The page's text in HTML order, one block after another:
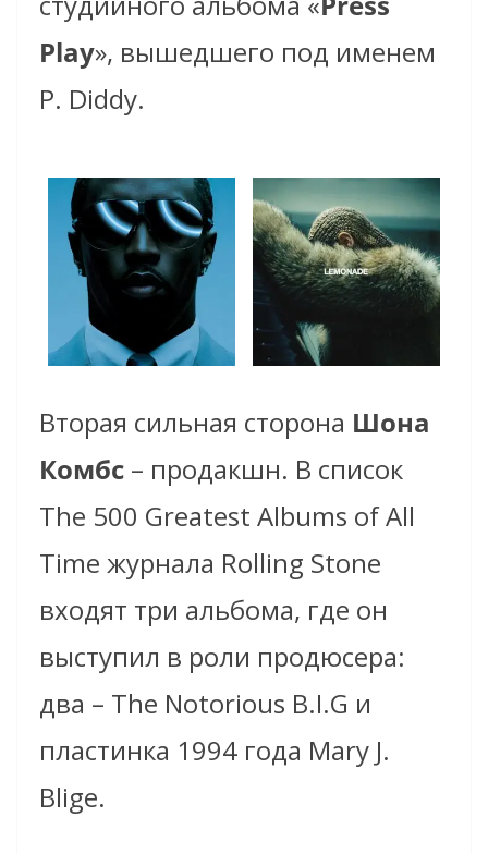
Play», вышедшего под именем
P. Diddy.
Вторая сильная сторона Шона
Комбс – продакшн. В список
The 500 Greatest Albums of All
Time журнала Rolling Stone
входят три альбома, где он
выступил в роли продюсера:
два – The Notorious B.I.G и
пластинка 1994 года Mary J.
Blige.